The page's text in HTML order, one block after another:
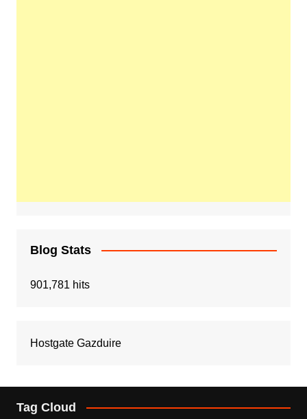
Blog Stats
901,781 hits
Hostgate Gazduire
Tag Cloud